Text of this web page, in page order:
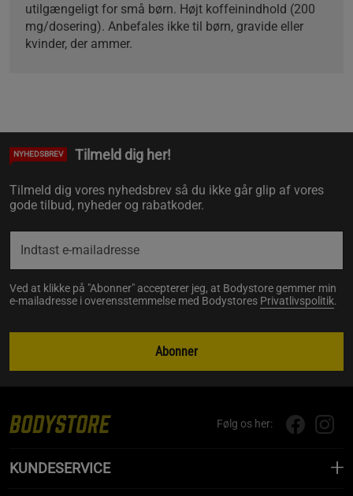
utilgængeligt for små børn. Højt koffeinindhold (200
mg/dosering). Anbefales ikke til børn, gravide eller
kvinder, der ammer.
NYHEDSBREV Tilmeld dig her!
Tilmeld dig vores nyhedsbrev så du ikke går glip af vores
gode tilbud, nyheder og rabatkoder.
Ved at klikke på "Abonner" accepterer jeg, at Bodystore gemmer min
e-mailadresse i overensstemmelse med Bodystores Privatlivspolitik.
Abonner
Følg os her:
KUNDESERVICE